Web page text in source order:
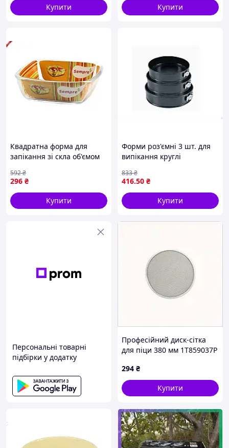
Купити Купити
Квадратна форма для
запікання зі скла об'ємом
SEMPRE
296 ₴
592₴
Купити
Форми роз'ємні 3 шт. для
випікання круглі
діаметром 18 20 22 см
416.50 ₴
833₴
Купити
Персональні товарні
підбірки у додатку
Професійний диск-сітка
для піци 380 мм 1T859037P
294 ₴
Купити